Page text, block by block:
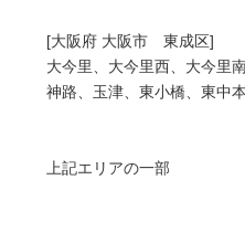
[大阪府 大阪市　東成区]
大今里、大今里西、大今里
神路、玉津、東小橋、東中
上記エリアの一部